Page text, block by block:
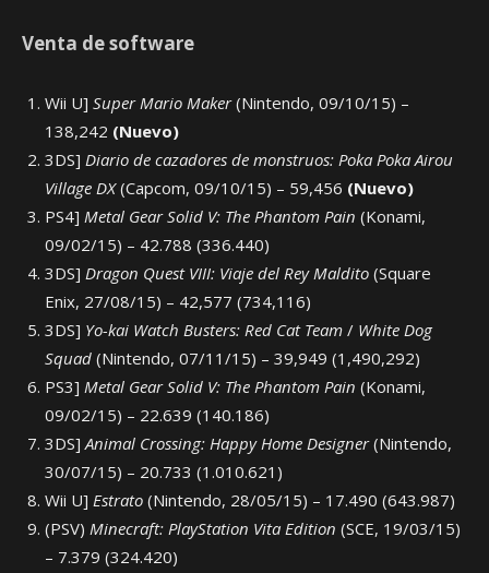
Venta de software
Wii U] Super Mario Maker(Nintendo, 09/10/15) –
138,242 (Nuevo)
3DS] Diario de cazadores de monstruos: Poka Poka Airou
Village DX(Capcom, 09/10/15) – 59,456 (Nuevo)
PS4] Metal Gear Solid V: The Phantom Pain (Konami,
09/02/15) – 42.788 (336.440)
3DS] Dragon Quest VIII: Viaje del Rey Maldito (Square
Enix, 27/08/15) – 42,577 (734,116)
3DS] Yo-kai Watch Busters: Red Cat Team / White Dog
Squad (Nintendo, 07/11/15) – 39,949 (1,490,292)
PS3] Metal Gear Solid V: The Phantom Pain (Konami,
09/02/15) – 22.639 (140.186)
3DS]Animal Crossing: Happy Home Designer(Nintendo,
30/07/15) – 20.733 (1.010.621)
Wii U] Estrato (Nintendo, 28/05/15) – 17.490 (643.987)
(PSV) Minecraft: PlayStation Vita Edition (SCE, 19/03/15)
– 7.379 (324.420)